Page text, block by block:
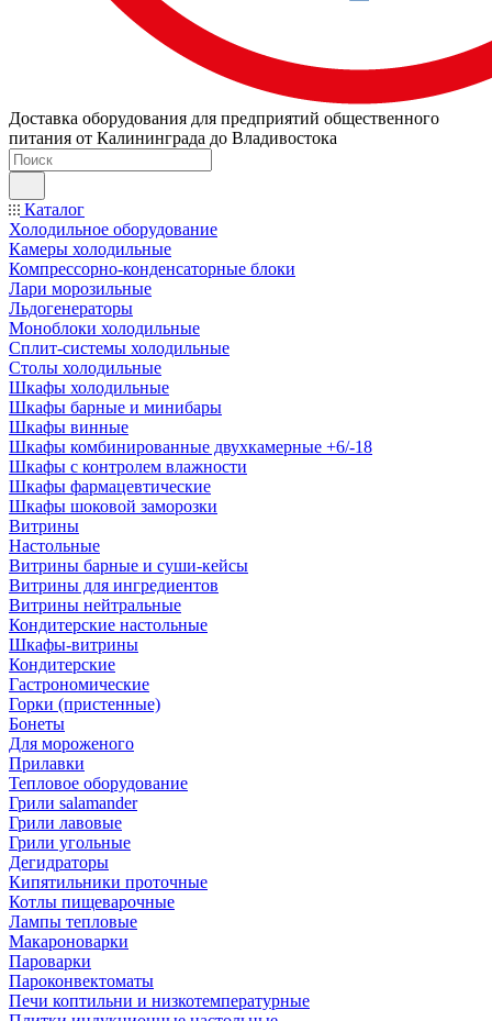
Доставка оборудования для предприятий общественного
питания от Калининграда до Владивостока
Каталог
Холодильное оборудование
Камеры холодильные
Компрессорно-конденсаторные блоки
Лари морозильные
Льдогенераторы
Моноблоки холодильные
Сплит-системы холодильные
Столы холодильные
Шкафы холодильные
Шкафы барные и минибары
Шкафы винные
Шкафы комбинированные двухкамерные +6/-18
Шкафы с контролем влажности
Шкафы фармацевтические
Шкафы шоковой заморозки
Витрины
Настольные
Витрины барные и суши-кейсы
Витрины для ингредиентов
Витрины нейтральные
Кондитерские настольные
Шкафы-витрины
Кондитерские
Гастрономические
Горки (пристенные)
Бонеты
Для мороженого
Прилавки
Тепловое оборудование
Грили salamander
Грили лавовые
Грили угольные
Дегидраторы
Кипятильники проточные
Котлы пищеварочные
Лампы тепловые
Макароноварки
Пароварки
Пароконвектоматы
Печи коптильни и низкотемпературные